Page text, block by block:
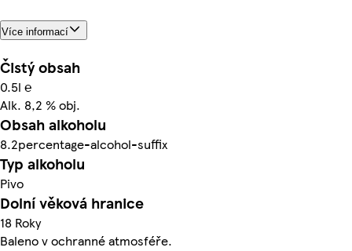
Více informací
Čistý obsah
0.5l ℮
Alk. 8,2 % obj.
Obsah alkoholu
8.2percentage-alcohol-suffix
Typ alkoholu
Pivo
Dolní věková hranice
18 Roky
Baleno v ochranné atmosféře.